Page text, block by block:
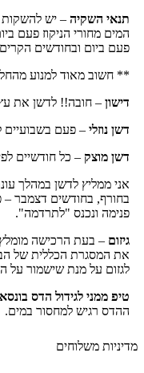
תנאי השקיה – יש להשקות
המים מחורי הניקוז פעם
פעם ביום ובחודשים
** חשוב מאוד למנוע
דישון – חובה!! לדשן את
דשן נוזלי – פעם בשבועיים
דשן מוצק – כל חודשיים
אני ממליץ לדשן במהלך
בחורף, בחודשים דצמבר –
פנימה ונכנס "לתרדמה".
גיזום – בעת הרכישה
את המסגרת הכללית של
לגזום על מנת שישמור על
טיפ ממני לגידול הדס
ההדס רגיש למחסור במים.
מדיניות משלוחים